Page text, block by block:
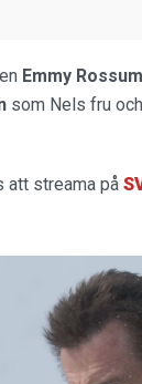
Emmy Rossum
som Nels fru
att streama på